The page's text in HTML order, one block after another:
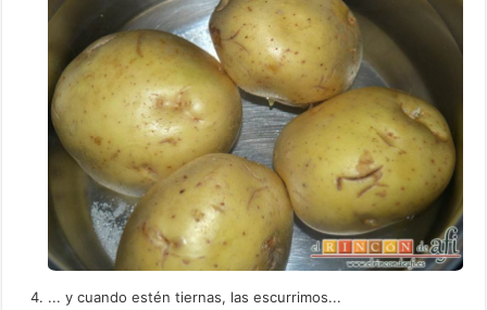
... y cuando estén tiernas, las escurrimos...